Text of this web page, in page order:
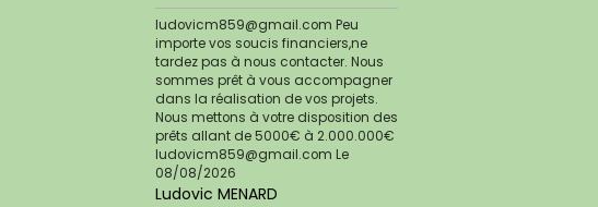
ludovicm859@gmail.com Peu
importe vos soucis financiers,ne
tardez pas à nous contacter. Nous
sommes prêt à vous accompagner
dans la réalisation de vos projets.
Nous mettons à votre disposition des
prêts allant de 5000€ à 2.000.000€
ludovicm859@gmail.com Le
08/08/2026
Ludovic MENARD